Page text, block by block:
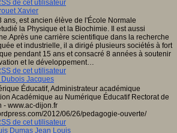
de cet utilisateur
Xavier
ans, est ancien élève de l'École Normale
la Physique et la Biochimie. Il est aussi
une carrière scientifique dans la recherche
et industrielle, il a dirigé plusieurs sociétés à fort
pendant 15 ans et consacré 8 années à soutenir
et le développement…
de cet utilisateur
Dubois Jacques
Éducatif, Administrateur académique
Académique au Numérique Éducatif Rectorat de
- www.ac-dijon.fr
2012/06/26/pedagogie-ouverte/
de cet utilisateur
Dumas Jean Louis